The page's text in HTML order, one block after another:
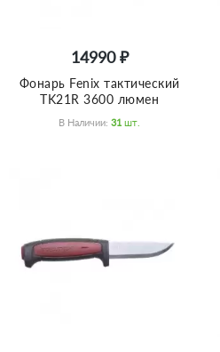
14990 ₽
Фонарь Fenix тактический
TK21R 3600 люмен
В Наличии: 31 Шт.